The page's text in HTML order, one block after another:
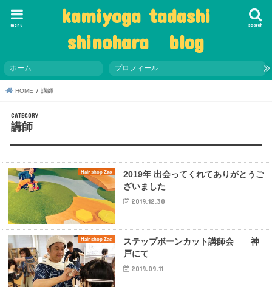
kamiyoga tadashi
shinohara blog
search
menu
ホーム プロフィール
HOME 講師
講師
Hair shop Zac
2019年 出会ってくれてありがとうご
ざいました
2019.12.30
Hair shop Zac
ステップボーンカット講師会 神
戸にて
2019.09.11